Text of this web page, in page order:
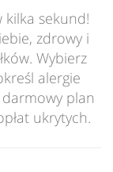
kilka sekund!
zdrowy i
Wybierz
alergie
plan
ukrytych.